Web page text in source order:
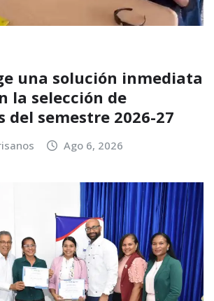
una solución inmediata
la selección de
del semestre 2026-27
Ago 6, 2026